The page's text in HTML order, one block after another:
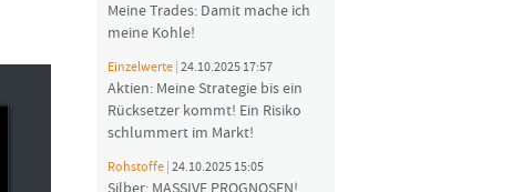
Meine Trades: Damit mache ich
meine Kohle!
Einzelwerte | 24.10.2025 17:57
Aktien: Meine Strategie bis ein
Rücksetzer kommt! Ein Risiko
schlummert im Markt!
Rohstoffe | 24.10.2025 15:05